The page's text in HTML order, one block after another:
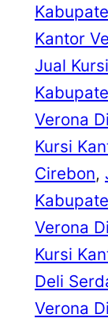
Kantor
Jual
Verona
Kursi
Cirebon,
Verona
Kursi
Deli
Verona